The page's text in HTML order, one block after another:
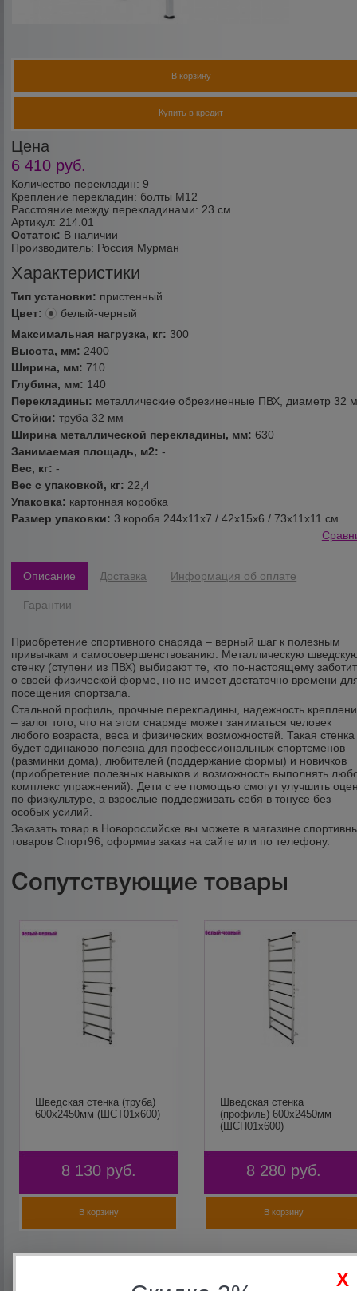
Количество перекладин: 9
Крепление перекладин: болты М12
Расстояние между перекладинами: 23 см
Артикул: 214.01
Остаток: В наличии
Производитель: Россия Мурман
Характеристики
Тип установки: пристенный
Цвет:
белый-черный
Максимальная нагрузка, кг:300
Высота, мм: 2400
Ширина, мм:710
Глубина, мм: 140
Перекладины: металлические обрезиненные ПВХ, диаметр 32
Стойки:труба 32 мм
Ширина металлической перекладины, мм:630
Занимаемая площадь, м2:-
Вес, кг:-
Вес с упаковкой, кг: 22,4
Упаковка: картонная коробка
Размер упаковки:3 короба 244х11х7 / 42х15х6 / 73х11х11 см
Цена
6 410 руб.
В корзину
Купить в кредит
Описание Доставка Информация об оплате
Гарантии
Приобретение спортивного снаряда – верный шаг к полезным
привычкам и самосовершенствованию. Металлическую
стенку (ступени из ПВХ) выбирают те, кто по-настоящему
о своей физической форме, но не имеет достаточно времени
посещения спортзала.
Стальной профиль, прочные перекладины, надежность
– залог того, что на этом снаряде может заниматься человек
любого возраста, веса и физических возможностей. Такая стенка
будет одинаково полезна для профессиональных спортсменов
(разминки дома), любителей (поддержание формы) и новичков
(приобретение полезных навыков и возможность выполнять
комплекс упражнений). Дети с ее помощью смогут улучшить
по физкультуре, а взрослые поддерживать себя в тонусе без
особых усилий.
Заказать товар в Новороссийске вы можете в магазине
товаров Спорт96, оформив заказ на сайте или по телефону.
Сопутствующие товары
Шведская стенка (труба)
600х2450мм (ШСТ01х600)
8 130 руб.
В корзину
Шведская стенка
(профиль) 600х2450мм
(ШСП01х600)
8 280 руб.
В корзину